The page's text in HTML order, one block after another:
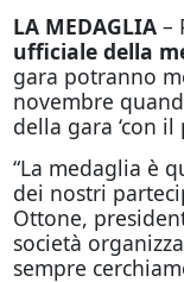
LA MEDAGLIA–
ufficiale della
gara potranno
novembre
della gara ‘con
“La medaglia è
dei nostri
Ottone,
società
sempre